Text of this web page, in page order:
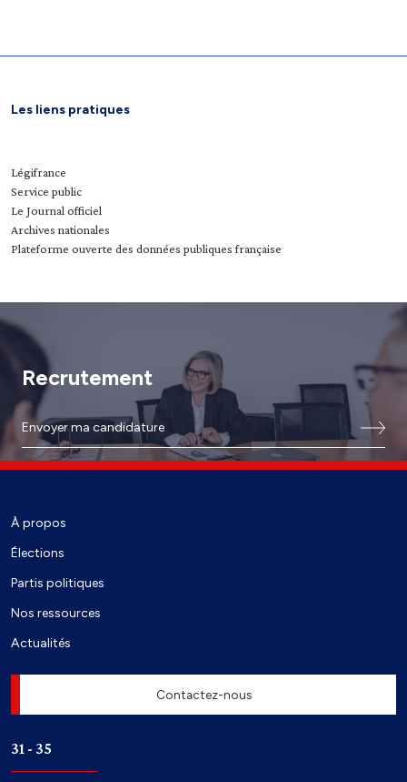
Les liens pratiques
Légifrance
Service public
Le Journal officiel
Archives nationales
Plateforme ouverte des données publiques française
Recrutement
Envoyer ma candidature
À propos
Élections
Partis politiques
Nos ressources
Actualités
Contactez-nous
31 - 35